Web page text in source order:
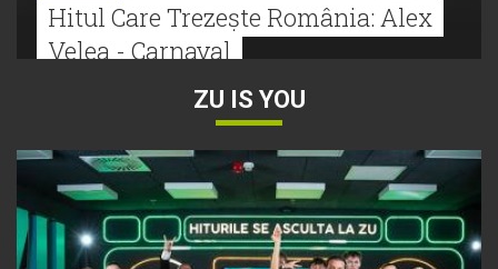
Hitul Care Trezește România: Alex
Velea - Carnaval
Bătălie strânsă la Hitul Monstru Al
Verii: Cabron versus Faydee
21 Iulie
ZU IS YOU